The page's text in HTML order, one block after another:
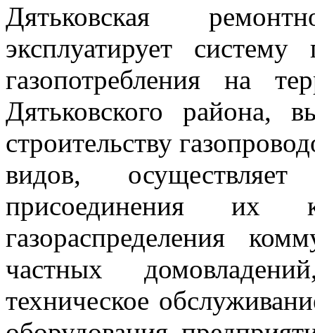
Дятьковская
эксплуатирует систему
газопотребления на
Дятьковского района,
строительству
видов, осуществляет
присоединения их
газораспределения
частных
техническое